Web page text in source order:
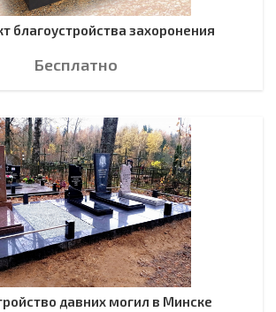
благоустройства захоронения
Бесплатно
давних могил в Минске